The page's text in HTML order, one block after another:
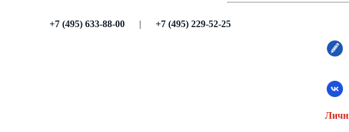
+7 (495) 633-88-00 | +7 (495) 229-52-25